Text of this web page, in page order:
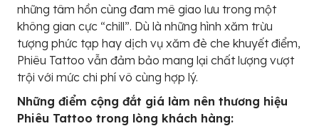
những tâm hồn cùng đam mê giao lưu trong một
không gian cực “chill”. Dù là những hình xăm trừu
tượng phức tạp hay dịch vụ xăm đè che khuyết điểm,
Phiêu Tattoo vẫn đảm bảo mang lại chất lượng vượt
trội với mức chi phí vô cùng hợp lý.
Những điểm cộng đắt giá làm nên thương hiệu
Phiêu Tattoo trong lòng khách hàng: